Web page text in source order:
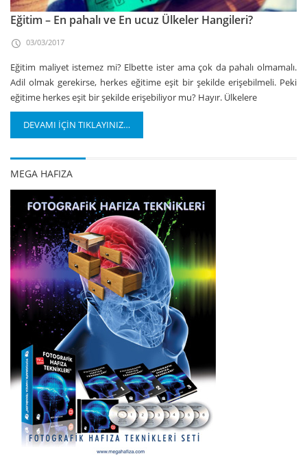
Eğitim – En pahalı ve En ucuz Ülkeler Hangileri?
03/03/2017
Eğitim maliyet istemez mi? Elbette ister ama çok da pahalı olmamalı.
Adil olmak gerekirse, herkes eğitime eşit bir şekilde erişebilmeli. Peki
eğitime herkes eşit bir şekilde erişebiliyor mu? Hayır. Ülkelere
DEVAMI İÇİN TIKLAYINIZ…
MEGA HAFIZA